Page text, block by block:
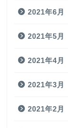
2021年6月
2021年5月
2021年4月
2021年3月
2021年2月